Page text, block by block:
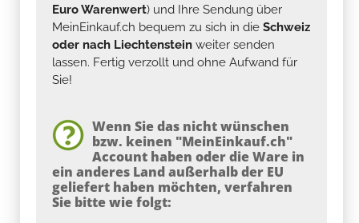
Euro Warenwert) und Ihre Sendung über
MeinEinkauf.ch bequem zu sich in die Schweiz
oder nach Liechtenstein weiter senden
lassen. Fertig verzollt und ohne Aufwand für
Sie!
Wenn Sie das nicht wünschen
bzw. keinen "MeinEinkauf.ch"
Account haben oder die Ware in
ein anderes Land außerhalb der EU
geliefert haben möchten, verfahren
Sie bitte wie folgt: